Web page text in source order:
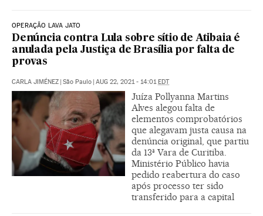
OPERAÇÃO LAVA JATO
Denúncia contra Lula sobre sítio de Atibaia é
anulada pela Justiça de Brasília por falta de
provas
CARLA JIMÉNEZ | São Paulo | AUG 22, 2021 - 14:01EDT
Juíza Pollyanna Martins
Alves alegou falta de
elementos comprobatórios
que alegavam justa causa na
denúncia original, que partiu
da 13ª Vara de Curitiba.
Ministério Público havia
pedido reabertura do caso
após processo ter sido
transferido para a capital